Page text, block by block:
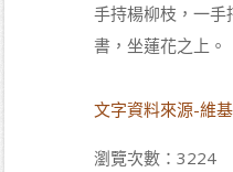
手持楊柳枝，一手
書，坐蓮花之上。
文字資料來源-維
瀏覽次數：3224